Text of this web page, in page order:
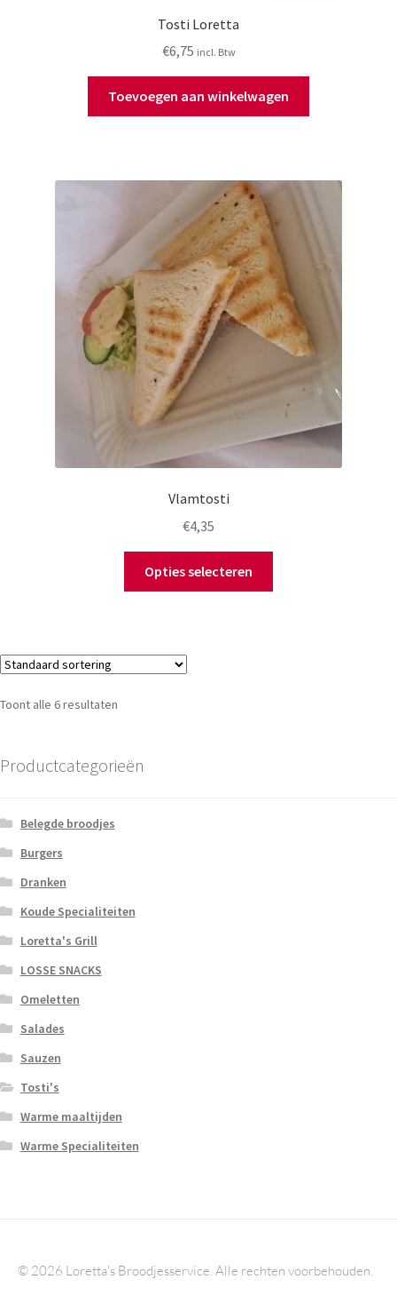
Tosti Loretta
€6,75 incl. Btw
Toevoegen aan winkelwagen
Vlamtosti
€4,35
Opties selecteren
Toont alle 6 resultaten
Productcategorieën
Belegde broodjes
Burgers
Dranken
Koude Specialiteiten
Loretta's Grill
LOSSE SNACKS
Omeletten
Salades
Sauzen
Tosti's
Warme maaltijden
Warme Specialiteiten
© 2026 Loretta's Broodjesservice. Alle rechten voorbehouden.